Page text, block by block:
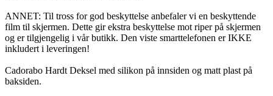
ANNET: Til tross for god beskyttelse anbefaler vi en beskyttende
film til skjermen. Dette gir ekstra beskyttelse mot riper på skjermen
og er tilgjengelig i vår butikk. Den viste smarttelefonen er IKKE
inkludert i leveringen!
Cadorabo Hardt Deksel med silikon på innsiden og matt plast på
baksiden.